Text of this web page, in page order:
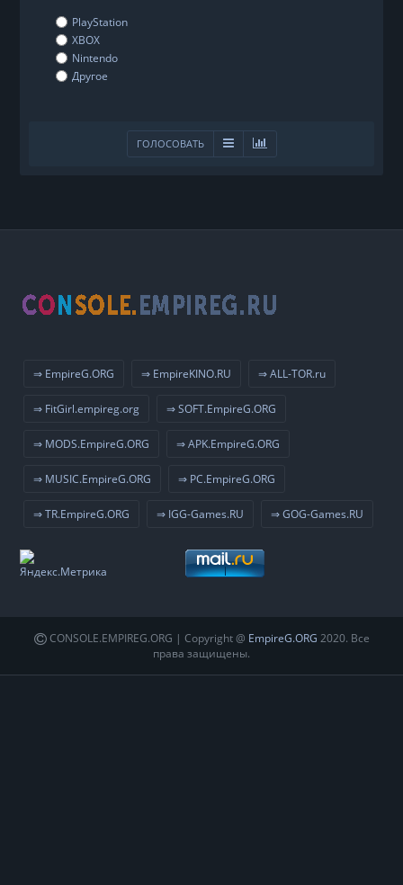
PlayStation
XBOX
Nintendo
Другое
ГОЛОСОВАТЬ
⇒ EmpireG.ORG ⇒ EmpireKINO.RU ⇒ ALL-TOR.ru
⇒ FitGirl.empireg.org ⇒ SOFT.EmpireG.ORG
⇒ MODS.EmpireG.ORG ⇒ APK.EmpireG.ORG
⇒ MUSIC.EmpireG.ORG ⇒ PC.EmpireG.ORG
⇒ TR.EmpireG.ORG ⇒ IGG-Games.RU ⇒ GOG-Games.RU
CONSOLE.EMPIREG.ORG | Copyright @ EmpireG.ORG 2020. Все
права защищены.